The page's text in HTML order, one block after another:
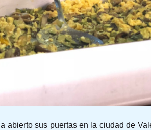
abierto sus puertas en la ciudad de